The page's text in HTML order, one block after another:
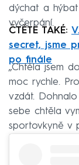
dýchat a
vyčerpání.
ČTĚTE TAKÉ:
secret, jsme
po finále
„Chtěla jsem
moc rychle.
vzdát.
sebe chtěla
sportovkyně v